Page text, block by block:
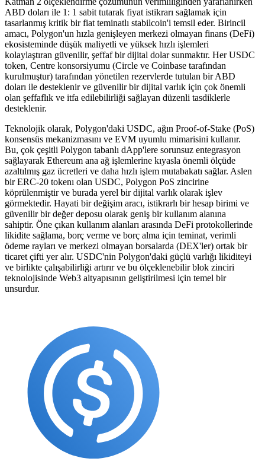
ABD doları ile 1: 1 sabit tutarak fiyat istikrarı sağlamak için
tasarlanmış kritik bir fiat teminatlı stabilcoin'i temsil eder. Birincil
amacı, Polygon'un hızla genişleyen merkezi olmayan finans (DeFi)
ekosisteminde düşük maliyetli ve yüksek hızlı işlemleri
kolaylaştıran güvenilir, şeffaf bir dijital dolar sunmaktır. Her USDC
token, Centre konsorsiyumu (Circle ve Coinbase tarafından
kurulmuştur) tarafından yönetilen rezervlerde tutulan bir ABD
doları ile desteklenir ve güvenilir bir dijital varlık için çok önemli
olan şeffaflık ve itfa edilebilirliği sağlayan düzenli tasdiklerle
desteklenir.
Teknolojik olarak, Polygon'daki USDC, ağın Proof-of-Stake (PoS)
konsensüs mekanizmasını ve EVM uyumlu mimarisini kullanır.
Bu, çok çeşitli Polygon tabanlı dApp'lere sorunsuz entegrasyon
sağlayarak Ethereum ana ağ işlemlerine kıyasla önemli ölçüde
azaltılmış gaz ücretleri ve daha hızlı işlem mutabakatı sağlar. Aslen
bir ERC-20 tokenı olan USDC, Polygon PoS zincirine
köprülenmiştir ve burada yerel bir dijital varlık olarak işlev
görmektedir. Hayati bir değişim aracı, istikrarlı bir hesap birimi ve
güvenilir bir değer deposu olarak geniş bir kullanım alanına
sahiptir. Öne çıkan kullanım alanları arasında DeFi protokollerinde
likidite sağlama, borç verme ve borç alma için teminat, verimli
ödeme rayları ve merkezi olmayan borsalarda (DEX'ler) ortak bir
ticaret çifti yer alır. USDC'nin Polygon'daki güçlü varlığı likiditeyi
ve birlikte çalışabilirliği artırır ve bu ölçeklenebilir blok zinciri
teknolojisinde Web3 altyapısının geliştirilmesi için temel bir
unsurdur.